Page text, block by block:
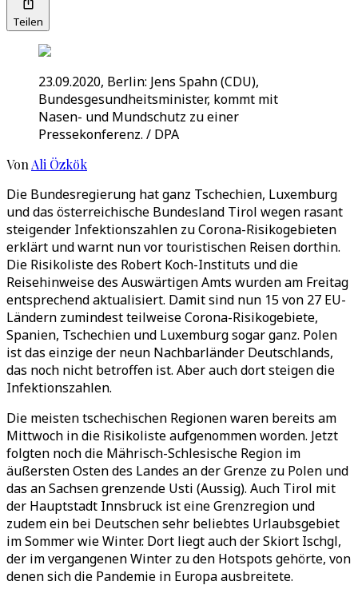
Teilen
23.09.2020, Berlin: Jens Spahn (CDU),
Bundesgesundheitsminister, kommt mit
Nasen- und Mundschutz zu einer
Pressekonferenz. / DPA
Von Ali Özkök
Die Bundesregierung hat ganz Tschechien, Luxemburg
und das österreichische Bundesland Tirol wegen rasant
steigender Infektionszahlen zu Corona-Risikogebieten
erklärt und warnt nun vor touristischen Reisen dorthin.
Die Risikoliste des Robert Koch-Instituts und die
Reisehinweise des Auswärtigen Amts wurden am Freitag
entsprechend aktualisiert. Damit sind nun 15 von 27 EU-
Ländern zumindest teilweise Corona-Risikogebiete,
Spanien, Tschechien und Luxemburg sogar ganz. Polen
ist das einzige der neun Nachbarländer Deutschlands,
das noch nicht betroffen ist. Aber auch dort steigen die
Infektionszahlen.
Die meisten tschechischen Regionen waren bereits am
Mittwoch in die Risikoliste aufgenommen worden. Jetzt
folgten noch die Mährisch-Schlesische Region im
äußersten Osten des Landes an der Grenze zu Polen und
das an Sachsen grenzende Usti (Aussig). Auch Tirol mit
der Hauptstadt Innsbruck ist eine Grenzregion und
zudem ein bei Deutschen sehr beliebtes Urlaubsgebiet
im Sommer wie Winter. Dort liegt auch der Skiort Ischgl,
der im vergangenen Winter zu den Hotspots gehörte, von
denen sich die Pandemie in Europa ausbreitete.